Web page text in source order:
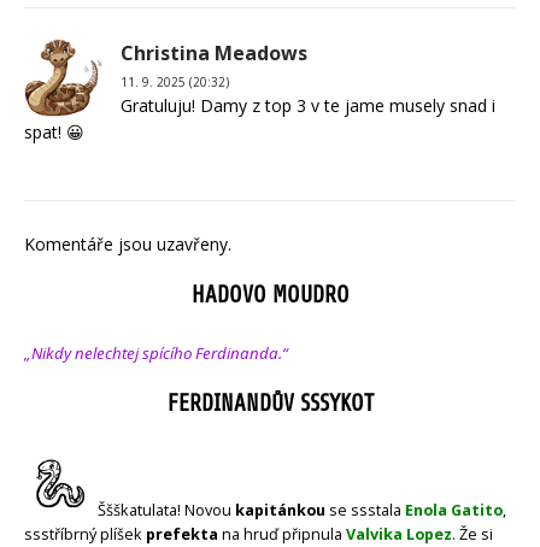
Christina Meadows
11. 9. 2025 (20:32)
Gratuluju! Damy z top 3 v te jame musely snad i
spat! 😀
Komentáře jsou uzavřeny.
HADOVO MOUDRO
„Nikdy nelechtej spícího Ferdinanda.“
FERDINANDŮV SSSYKOT
Ššškatulata! Novou kapitánkou se ssstala Enola Gatito,
ssstříbrný plíšek prefekta na hruď připnula Valvika Lopez. Že si